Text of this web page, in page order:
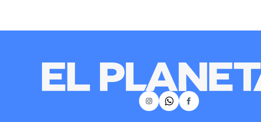
𝕏 Facebook
Instagram